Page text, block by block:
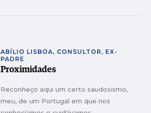
ABÍLIO LISBOA, CONSULTOR, EX-
PADRE
Proximidades
Reconheço aqui um certo saudosismo,
meu, de um Portugal em que nos